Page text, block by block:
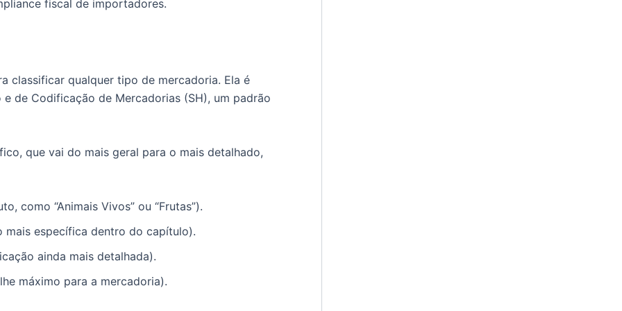
fiscal de importadores.
classificar qualquer tipo de mercadoria. Ela é
de Codificação de Mercadorias (SH), um padrão
que vai do mais geral para o mais detalhado,
como “Animais Vivos” ou “Frutas”).
mais específica dentro do capítulo).
ainda mais detalhada).
máximo para a mercadoria).